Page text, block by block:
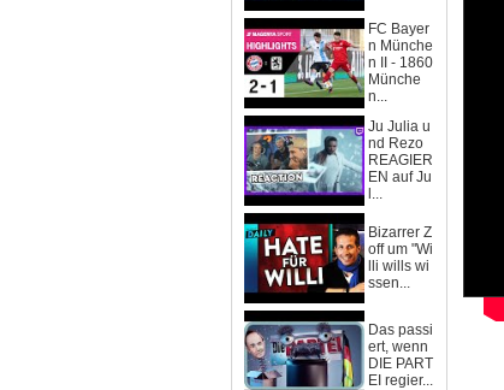
FC Bayer
n Münche
n II - 1860
Münche
n...
Ju Julia u
nd Rezo
REAGIER
EN auf Ju
l...
Bizarrer Z
off um "Wi
lli wills wi
ssen...
Das passi
ert, wenn
DIE PART
EI regier...